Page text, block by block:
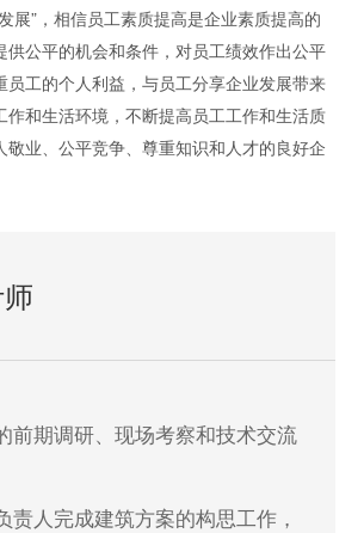
展”，相信员工素质提高是企业素质提高的
供公平的机会和条件，对员工绩效作出公平
员工的个人利益，与员工分享企业发展带来
作和生活环境，不断提高员工工作和生活质
敬业、公平竞争、尊重知识和人才的良好企
前期调研、现场考察和技术交流
责人完成建筑方案的构思工作，